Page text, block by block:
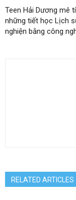
Teen Hải Dương mê
những tiết học Lịch
nghiện bằng công
RELATED ARTICLES